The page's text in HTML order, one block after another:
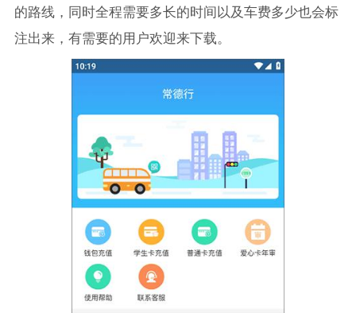
的路线，同时全程需要多长的时间以及车费多少也会标
注出来，有需要的用户欢迎来下载。